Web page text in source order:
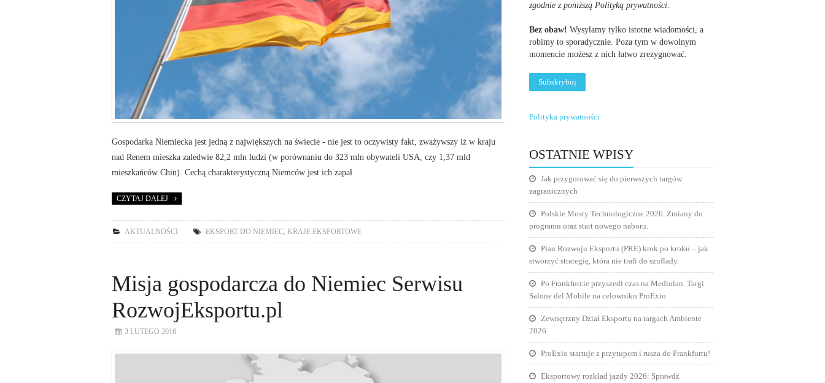
Gospodarka Niemiecka jest jedną z największych na świecie - nie jest to oczywisty fakt, zważywszy iż w kraju
nad Renem mieszka zaledwie 82,2 mln ludzi (w porównaniu do 323 mln obywateli USA, czy 1,37 mld
mieszkańców Chin). Cechą charakterystyczną Niemców jest ich zapał
CZYTAJ DALEJ
AKTUALNOŚCI EKSPORT DO NIEMIEC, KRAJE EKSPORTOWE
Misja gospodarcza do Niemiec Serwisu
RozwojEksportu.pl
3 LUTEGO 2016
zgodnie z poniższą Polityką prywatności.
Bez obaw! Wysyłamy tylko istotne wiadomości, a
robimy to sporadycznie. Poza tym w dowolnym
momencie możesz z nich łatwo zrezygnować.
Polityka prywatności
OSTATNIE WPISY
Jak przygotować się do pierwszych targów
zagranicznych
Polskie Mosty Technologiczne 2026. Zmiany do
programu oraz start nowego naboru.
Plan Rozwoju Eksportu (PRE) krok po kroku – jak
stworzyć strategię, która nie trafi do szuflady.
Po Frankfurcie przyszedł czas na Mediolan. Targi
Salone del Mobile na celowniku ProExio
Zewnętrzny Dział Eksportu na targach Ambiente
2026
ProExio startuje z przytupem i rusza do Frankfurtu!
Eksportowy rozkład jazdy 2026: Sprawdź